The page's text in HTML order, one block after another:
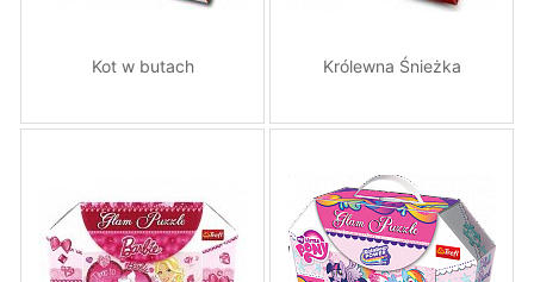
Kot w butach Królewna Śnieżka